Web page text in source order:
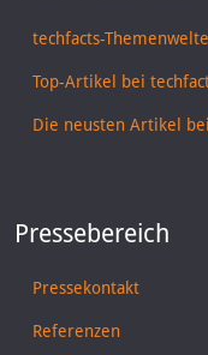
techfacts-
Top-Artikel bei
Die neusten Artikel
Pressebereich
Pressekontakt
Referenzen